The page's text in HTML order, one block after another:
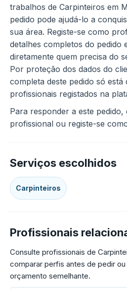
trabalhos de Carpinteiros em
pedido pode ajudá-lo a
sua área. Registe-se como
detalhes completos do pedido
diretamente quem precisa do
Por proteção dos dados do
completa deste pedido só está
profissionais registados na
Para responder a este
profissional ou registe-se
Serviços escolhidos
Carpinteiros
Profissionais
Consulte profissionais de
comparar perfis antes de pedir
orçamento semelhante.